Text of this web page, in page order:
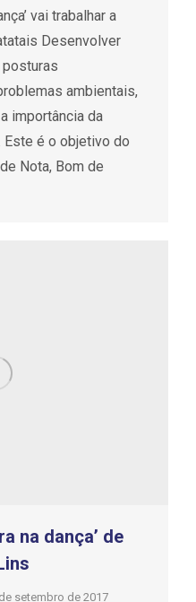
vai trabalhar a
Desenvolver
ambientais,
importância da
Este é o objetivo do
Nota, Bom de
na dança’ de
setembro de 2017